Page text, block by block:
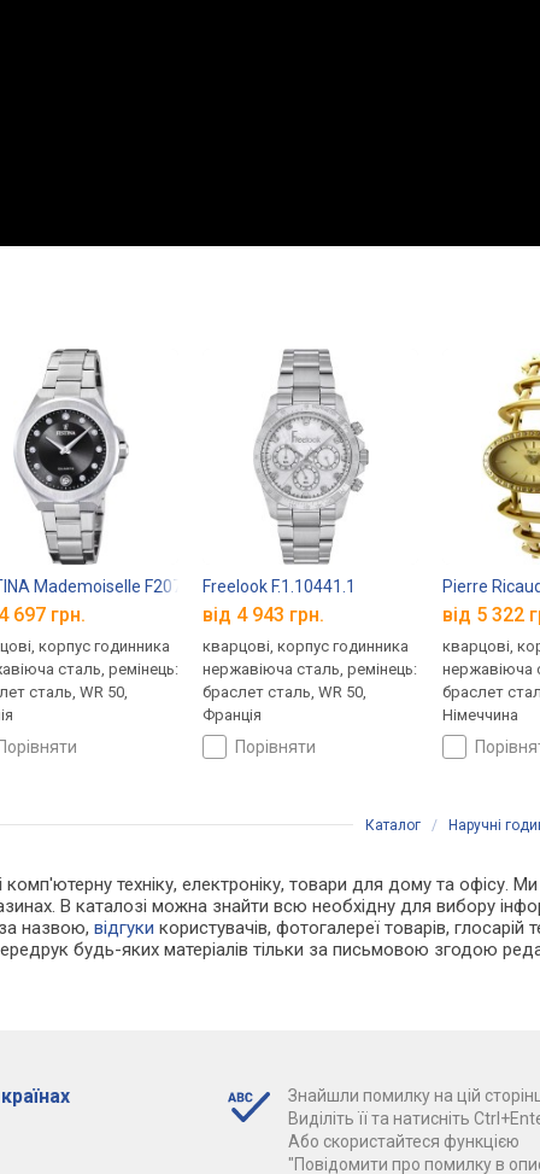
Mademoiselle F20700/6
697 грн.
корпус годинника
сталь, ремінець:
сталь, WR 50,
порівняти
Freelook F.1.10441.1
від 4 943 грн.
кварцові, корпус годинника
нержавіюча сталь, ремінець:
браслет сталь, WR 50,
Франція
порівняти
Pierre
від 5 322
кварцові,
нержавіюча
браслет
Німеччина
Каталог / Наручні
комп'ютерну техніку, електроніку, товари для дому та офісу.
В каталозі можна знайти всю необхідну для вибору
назвою,відгуки користувачів, фотогалереї товарів, глосарій
будь-яких матеріалів тільки за письмовою згодою
Знайшли помилку на цій
Виділіть її та натисніть
Або скористайтеся функцією
"Повідомити про помилку в